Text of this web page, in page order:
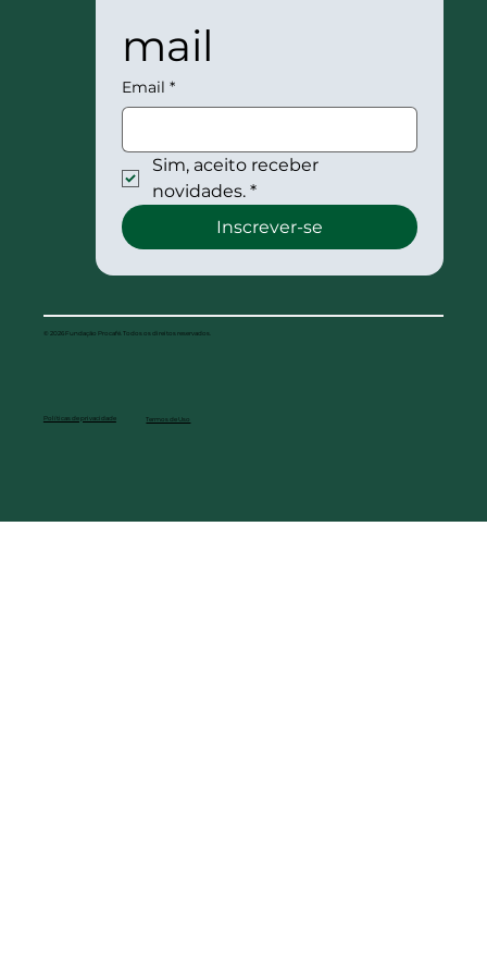
mail
Email *
Sim, aceito receber
novidades. *
Inscrever-se
© 2026 Fundação Procafé. Todos os direitos reservados.
Políticas de privacidade Termos de Uso